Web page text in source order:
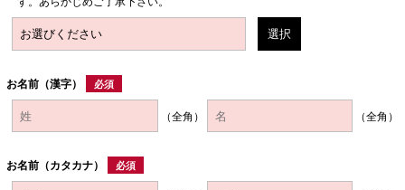
選択
お名前（漢字） 必須
（全角） （全角）
お名前（カタカナ） 必須